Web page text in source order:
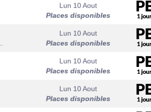
Lun 10 Aout
Places disponibles
Lun 10 Aout
Places disponibles
Lun 10 Aout
Places disponibles
Lun 10 Aout
Places disponibles